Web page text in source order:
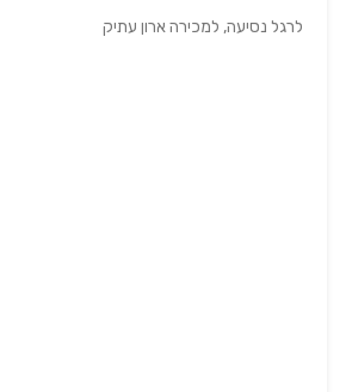
לרגל נסיעה, למכירה ארון עתיק